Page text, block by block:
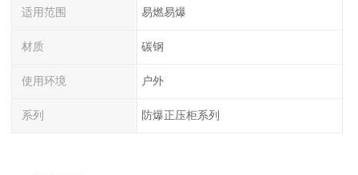
适用范围 易燃易爆
材质 碳钢
使用环境 户外
系列 防爆正压柜系列